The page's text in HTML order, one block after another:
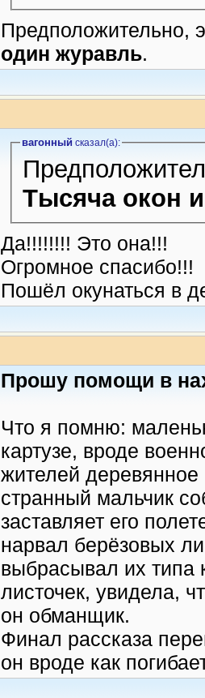
Предположительно,
один журавль.
вагонный сказал(a):
Тысяча окон
Да!!!!!!!! Это она!!!
Огромное спасибо!!!
Пошёл окунаться в
Прошу помощи в
Что я помню:
картузе, вроде
жителей деревянное
странный мальчик
заставляет его
нарвал берёзовых
выбрасывал их типа
листочек, увидела,
он обманщик.
Финал рассказа
он вроде как